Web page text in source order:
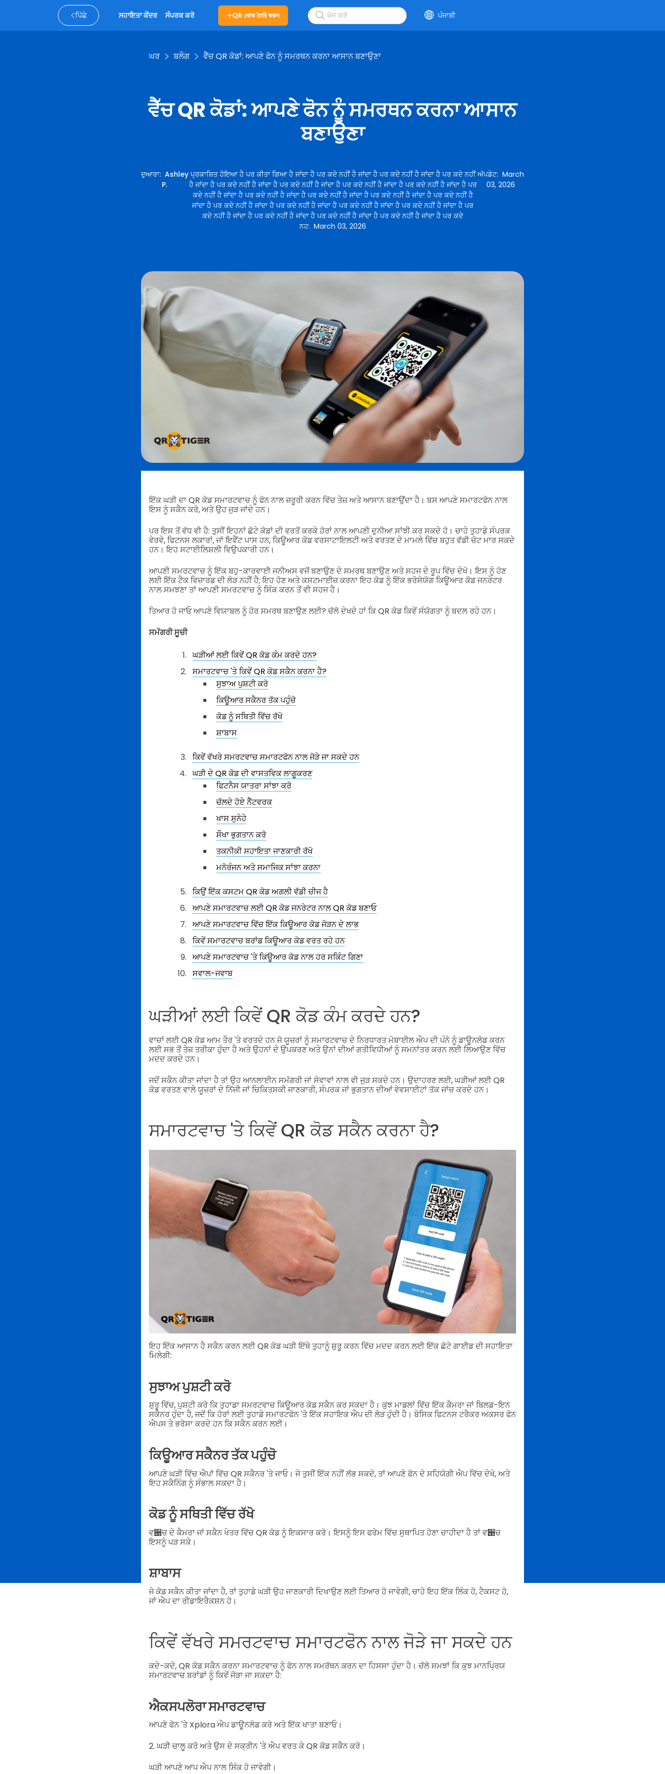
ਪਿੱਛੇ ਸਹਾਇਤਾ ਕੇਂਦਰ ਸੰਪਰਕ ਕਰੋ QR কোড তৈরি করুন ਪੰਜਾਬੀ
ਘਰ ਬਲੌਗ ਵੈੱਚ QR ਕੋਡਾਂ: ਆਪਣੇ ਫੋਨ ਨੂੰ ਸਮਰਥਨ ਕਰਨਾ ਆਸਾਨ ਬਣਾਉਣਾ
ਵੈੱਚ QR ਕੋਡਾਂ: ਆਪਣੇ ਫੋਨ ਨੂੰ ਸਮਰਥਨ ਕਰਨਾ ਆਸਾਨ
ਬਣਾਉਣਾ
ਦੁਆਰਾ: Ashley
P.
ਪ੍ਰਕਾਸ਼ਿਤ ਹੋਇਆ ਹੈ ਪਰ ਕੀਤਾ ਗਿਆ ਹੈ ਜਾਂਦਾ ਹੈ ਪਰ ਕਦੇ ਨਹੀਂ ਹੈ ਜਾਂਦਾ ਹੈ ਪਰ ਕਦੇ ਨਹੀਂ ਹੈ ਜਾਂਦਾ ਹੈ ਪਰ ਕਦੇ ਨਹੀਂ
ਹੈ ਜਾਂਦਾ ਹੈ ਪਰ ਕਦੇ ਨਹੀਂ ਹੈ ਜਾਂਦਾ ਹੈ ਪਰ ਕਦੇ ਨਹੀਂ ਹੈ ਜਾਂਦਾ ਹੈ ਪਰ ਕਦੇ ਨਹੀਂ ਹੈ ਜਾਂਦਾ ਹੈ ਪਰ ਕਦੇ ਨਹੀਂ ਹੈ ਜਾਂਦਾ ਹੈ ਪਰ
ਕਦੇ ਨਹੀਂ ਹੈ ਜਾਂਦਾ ਹੈ ਪਰ ਕਦੇ ਨਹੀਂ ਹੈ ਜਾਂਦਾ ਹੈ ਪਰ ਕਦੇ ਨਹੀਂ ਹੈ ਜਾਂਦਾ ਹੈ ਪਰ ਕਦੇ ਨਹੀਂ ਹੈ ਜਾਂਦਾ ਹੈ ਪਰ ਕਦੇ ਨਹੀਂ ਹੈ
ਜਾਂਦਾ ਹੈ ਪਰ ਕਦੇ ਨਹੀਂ ਹੈ ਜਾਂਦਾ ਹੈ ਪਰ ਕਦੇ ਨਹੀਂ ਹੈ ਜਾਂਦਾ ਹੈ ਪਰ ਕਦੇ ਨਹੀਂ ਹੈ ਜਾਂਦਾ ਹੈ ਪਰ ਕਦੇ ਨਹੀਂ ਹੈ ਜਾਂਦਾ ਹੈ ਪਰ
ਕਦੇ ਨਹੀਂ ਹੈ ਜਾਂਦਾ ਹੈ ਪਰ ਕਦੇ ਨਹੀਂ ਹੈ ਜਾਂਦਾ ਹੈ ਪਰ ਕਦੇ ਨਹੀਂ ਹੈ ਜਾਂਦਾ ਹੈ ਪਰ ਕਦੇ ਨਹੀਂ ਹੈ ਜਾਂਦਾ ਹੈ ਪਰ ਕਦੇ
ਨਹ:March 03, 2026
ਅੱਪਡੇਟ:March
03, 2026
ਇੱਕ ਘੜੀ ਦਾ QR ਕੋਡ ਸਮਾਰਟਵਾਚ ਨੂੰ ਫੋਨ ਨਾਲ ਜ਼ਰੂਰੀ ਕਰਨ ਵਿੱਚ ਤੇਜ਼ ਅਤੇ ਆਸਾਨ ਬਣਾਉਂਦਾ ਹੈ। ਬਸ ਆਪਣੇ ਸਮਾਰਟਫੋਨ ਨਾਲ
ਇਸ ਨੂੰ ਸਕੈਨ ਕਰੋ, ਅਤੇ ਉਹ ਜੁੜ ਜਾਂਦੇ ਹਨ।
ਪਰ ਇਸ ਤੋਂ ਵੱਧ ਵੀ ਹੈ: ਤੁਸੀਂ ਇਹਨਾਂ ਛੋਟੇ ਕੋਡਾਂ ਦੀ ਵਰਤੋਂ ਕਰਕੇ ਹੋਰਾਂ ਨਾਲ ਆਪਣੀ ਦੁਨੀਆ ਸਾਂਝੀ ਕਰ ਸਕਦੇ ਹੋ। ਚਾਹੇ ਤੁਹਾਡੇ ਸੰਪਰਕ
ਵੇਰਵੇ, ਫਿਟਨਸ ਲਕਾਰਾਂ, ਜਾਂ ਇਵੈਂਟ ਪਾਸ ਹਨ, ਕਿਊਆਰ ਕੋਡ ਵਰਸਾਟਾਇਲਟੀ ਅਤੇ ਵਰਤਣ ਦੇ ਮਾਮਲੇ ਵਿੱਚ ਬਹੁਤ ਵੱਡੀ ਚੋਟ ਮਾਰ ਸਕਦੇ
ਹਨ। ਇਹ ਸਟਾਈਲਿਸ਼ਲੀ ਵਿਉਪਕਾਰੀ ਹਨ।
ਆਪਣੀ ਸਮਰਟਵਾਚ ਨੂੰ ਇੱਕ ਬਹੁ-ਕਾਰਵਾਈ ਜਨੀਅਸ ਵਜੋਂ ਬਣਾਉਣ ਦੇ ਸਮਰਥ ਬਣਾਉਣ ਅਤੇ ਸਹਜ ਦੇ ਰੂਪ ਵਿੱਚ ਦੇਖੋ। ਇਸ ਨੂੰ ਹੋਣ
ਲਈ ਇੱਕ ਟੈਕ ਵਿਜ਼ਾਰਡ ਦੀ ਲੋੜ ਨਹੀਂ ਹੈ; ਇਹ ਹੋਣ ਅਤੇ ਕਸਟਮਾਈਜ਼ ਕਰਨਾ ਇਹ ਕੋਡ ਨੂੰ ਇੱਕ ਭਰੋਸੇਯੋਗ ਕਿਊਆਰ ਕੋਡ ਜਨਰੇਟਰ
ਨਾਲ ਸਮਝਣਾ ਤਾਂ ਆਪਣੀ ਸਮਰਟਵਾਚ ਨੂੰ ਸਿੰਕ ਕਰਨ ਤੋਂ ਵੀ ਸਹਜ ਹੈ।
ਤਿਆਰ ਹੋ ਜਾਓ ਆਪਣੇ ਵਿਯਾਬਲ ਨੂੰ ਹੋਰ ਸਮਰਥ ਬਣਾਉਣ ਲਈ? ਚੱਲੋ ਦੇਖਦੇ ਹਾਂ ਕਿ QR ਕੋਡ ਕਿਵੇਂ ਸੰਯੋਗਤਾ ਨੂੰ ਬਦਲ ਰਹੇ ਹਨ।
ਸਮੱਗਰੀ ਸੂਚੀ
ਘੜੀਆਂ ਲਈ ਕਿਵੇਂ QR ਕੋਡ ਕੰਮ ਕਰਦੇ ਹਨ?
ਸਮਾਰਟਵਾਚ 'ਤੇ ਕਿਵੇਂ QR ਕੋਡ ਸਕੈਨ ਕਰਨਾ ਹੈ?
ਸੁਝਾਅ ਪੁਸ਼ਟੀ ਕਰੋ
ਕਿਊਆਰ ਸਕੈਨਰ ਤੱਕ ਪਹੁੰਚੋ
ਕੋਡ ਨੂੰ ਸਥਿਤੀ ਵਿੱਚ ਰੱਖੋ
ਸ਼ਾਬਾਸ
ਕਿਵੇਂ ਵੱਖਰੇ ਸਮਰਟਵਾਚ ਸਮਾਰਟਫੋਨ ਨਾਲ ਜੋੜੇ ਜਾ ਸਕਦੇ ਹਨ
ਘੜੀ ਦੇ QR ਕੋਡ ਦੀ ਵਾਸਤਵਿਕ ਲਾਗੂਕਰਣ
ਫਿਟਨੈਸ ਯਾਤਰਾ ਸਾਂਝਾ ਕਰੋ
ਚੱਲਦੇ ਹੋਏ ਨੈੱਟਵਰਕ
ਖਾਸ ਸੁਨੇਹੇ
ਸੌਖਾ ਭੁਗਤਾਨ ਕਰੋ
ਤਕਨੀਕੀ ਸਹਾਇਤਾ ਜਾਣਕਾਰੀ ਰੱਖੋ
ਮਨੋਰੰਜਨ ਅਤੇ ਸਮਾਜਿਕ ਸਾਂਝਾ ਕਰਨਾ
ਕਿਉਂ ਇੱਕ ਕਸਟਮ QR ਕੋਡ ਅਗਲੀ ਵੱਡੀ ਚੀਜ ਹੈ
ਆਪਣੇ ਸਮਾਰਟਵਾਚ ਲਈ QR ਕੋਡ ਜਨਰੇਟਰ ਨਾਲ QR ਕੋਡ ਬਣਾਓ
ਆਪਣੇ ਸਮਾਰਟਵਾਚ ਵਿੱਚ ਇੱਕ ਕਿਊਆਰ ਕੋਡ ਜੋੜਨ ਦੇ ਲਾਭ
ਕਿਵੇਂ ਸਮਾਰਟਵਾਚ ਬਰਾਂਡ ਕਿਊਆਰ ਕੋਡ ਵਰਤ ਰਹੇ ਹਨ
ਆਪਣੇ ਸਮਾਰਟਵਾਚ 'ਤੇ ਕਿਊਆਰ ਕੋਡ ਨਾਲ ਹਰ ਸਕਿੰਟ ਗਿਣਾ
ਸਵਾਲ-ਜਵਾਬ
ਘੜੀਆਂ ਲਈ ਕਿਵੇਂ QR ਕੋਡ ਕੰਮ ਕਰਦੇ ਹਨ?
ਵਾਚਾਂ ਲਈ QR ਕੋਡ ਆਮ ਤੌਰ 'ਤੇ ਵਰਤਦੇ ਹਨ ਜੋ ਯੂਜ਼ਰਾਂ ਨੂੰ ਸਮਾਰਟਵਾਚ ਦੇ ਨਿਰਧਾਰਤ ਮੋਬਾਈਲ ਐਪ ਦੀ ਪੰਨੇ ਨੂੰ ਡਾਊਨਲੋਡ ਕਰਨ
ਲਈ ਸਭ ਤੋਂ ਤੇਜ਼ ਤਰੀਕਾ ਹੁੰਦਾ ਹੈ ਅਤੇ ਉਹਨਾਂ ਦੇ ਉਪਕਰਣ ਅਤੇ ਉਨਾਂ ਦੀਆਂ ਗਤੀਵਿਧੀਆਂ ਨੂੰ ਸਮਨਾਂਤਰ ਕਰਨ ਲਈ ਲਿਆਉਣ ਵਿੱਚ
ਮਦਦ ਕਰਦੇ ਹਨ।
ਜਦੋਂ ਸਕੈਨ ਕੀਤਾ ਜਾਂਦਾ ਹੈ ਤਾਂ ਉਹ ਆਨਲਾਈਨ ਸਮੱਗਰੀ ਜਾਂ ਸੇਵਾਵਾਂ ਨਾਲ ਵੀ ਜੁੜ ਸਕਦੇ ਹਨ। ਉਦਾਹਰਣ ਲਈ, ਘੜੀਆਂ ਲਈ QR
ਕੋਡ ਵਰਤਣ ਵਾਲੇ ਯੂਜ਼ਰਾਂ ਦੇ ਨਿੱਜੀ ਜਾਂ ਚਿਕਿਤਸਕੀ ਜਾਣਕਾਰੀ, ਸੰਪਰਕ ਜਾਂ ਭੁਗਤਾਨ ਦੀਆਂ ਵੇਵਸਾਈਟਾਂ ਤੱਕ ਜਾਂਚ ਕਰਦੇ ਹਨ।
ਸਮਾਰਟਵਾਚ 'ਤੇ ਕਿਵੇਂ QR ਕੋਡ ਸਕੈਨ ਕਰਨਾ ਹੈ?
ਇਹ ਇੱਕ ਆਸਾਨ ਹੈ ਸਕੈਨ ਕਰਨ ਲਈQR ਕੋਡ ਘੜੀਇੱਥੇ ਤੁਹਾਨੂੰ ਸ਼ੁਰੂ ਕਰਨ ਵਿੱਚ ਮਦਦ ਕਰਨ ਲਈ ਇੱਕ ਛੋਟੇ ਗਾਈਡ ਦੀ ਸਹਾਇਤਾ
ਮਿਲੇਗੀ:
ਸੁਝਾਅ ਪੁਸ਼ਟੀ ਕਰੋ
ਸ਼ੁਰੂ ਵਿੱਚ, ਪੁਸ਼ਟੀ ਕਰੋ ਕਿ ਤੁਹਾਡਾ ਸਮਰਟਵਾਚ ਕਿਊਆਰ ਕੋਡ ਸਕੈਨ ਕਰ ਸਕਦਾ ਹੈ। ਕੁਝ ਮਾਡਲਾਂ ਵਿੱਚ ਇੱਕ ਕੈਮਰਾ ਜਾਂ ਬਿਲਡ-ਇਨ
ਸਕੈਨਰ ਹੁੰਦਾ ਹੈ, ਜਦੋਂ ਕਿ ਹੋਰਾਂ ਲਈ ਤੁਹਾਡੇ ਸਮਾਰਟਫੋਨ 'ਤੇ ਇੱਕ ਸਹਾਇਕ ਐਪ ਦੀ ਲੋੜ ਹੁੰਦੀ ਹੈ। ਬੇਸਿਕ ਫਿਟਨਸ ਟਰੈਕਰ ਅਕਸਰ ਫੋਨ
ਐਪਸ ਤੇ ਭਰੋਸਾ ਕਰਦੇ ਹਨ ਕਿ ਸਕੈਨ ਕਰਨ ਲਈ।
ਕਿਊਆਰ ਸਕੈਨਰ ਤੱਕ ਪਹੁੰਚੋ
ਆਪਣੇ ਘੜੀ ਵਿੱਚ ਐਪਾਂ ਵਿੱਚ QR ਸਕੈਨਰ 'ਤੇ ਜਾਓ। ਜੇ ਤੁਸੀਂ ਇੱਕ ਨਹੀਂ ਲੱਭ ਸਕਦੇ, ਤਾਂ ਆਪਣੇ ਫੋਨ ਦੇ ਸਹਿਯੋਗੀ ਐਪ ਵਿੱਚ ਦੇਖੋ, ਅਤੇ
ਇਹ ਸਕੈਨਿੰਗ ਨੂੰ ਸੰਭਾਲ ਸਕਦਾ ਹੈ।
ਕੋਡ ਨੂੰ ਸਥਿਤੀ ਵਿੱਚ ਰੱਖੋ
ਵ੉ਚ ਦੇ ਕੈਮਰਾ ਜਾਂ ਸਕੈਨ ਖੇਤਰ ਵਿੱਚ QR ਕੋਡ ਨੂੰ ਇਕਸਾਰ ਕਰੋ। ਇਸਨੂੰ ਇਸ ਫਰੇਮ ਵਿੱਚ ਸੁਥਾਪਿਤ ਹੋਣਾ ਚਾਹੀਦਾ ਹੈ ਤਾਂ ਵ੉ਚ
ਇਸਨੂੰ ਪੜ ਸਕੇ।
ਸ਼ਾਬਾਸ
ਜੇ ਕੋਡ ਸਕੈਨ ਕੀਤਾ ਜਾਂਦਾ ਹੈ, ਤਾਂ ਤੁਹਾਡੇ ਘੜੀ ਉਹ ਜਾਣਕਾਰੀ ਦਿਖਾਉਣ ਲਈ ਤਿਆਰ ਹੋ ਜਾਵੇਗੀ, ਚਾਹੇ ਇਹ ਇੱਕ ਲਿੰਕ ਹੋ, ਟੈਕਸਟ ਹੋ,
ਜਾਂ ਐਪ ਦਾ ਰੀਡਾਇਰੈਕਸ਼ਨ ਹੋ।
ਕਿਵੇਂ ਵੱਖਰੇ ਸਮਰਟਵਾਚ ਸਮਾਰਟਫੋਨ ਨਾਲ ਜੋੜੇ ਜਾ ਸਕਦੇ ਹਨ
ਕਦੇ-ਕਦੇ, QR ਕੋਡ ਸਕੈਨ ਕਰਨਾ ਸਮਾਰਟਵਾਚ ਨੂੰ ਫੋਨ ਨਾਲ ਸਮਰੱਥਨ ਕਰਨ ਦਾ ਹਿਸਸਾ ਹੁੰਦਾ ਹੈ। ਚੱਲੋ ਸਮਝਾਂ ਕਿ ਕੁਝ ਮਾਨਪ੍ਰਿਯ
ਸਮਾਰਟਵਾਚ ਬਰਾਂਡਾਂ ਨੂੰ ਕਿਵੇਂ ਜੋੜਾ ਜਾ ਸਕਦਾ ਹੈ:
ਐਕਸਪਲੋਰਾ ਸਮਾਰਟਵਾਚ
ਆਪਣੇ ਫੋਨ 'ਤੇ Xplora ਐਪ ਡਾਊਨਲੋਡ ਕਰੋ ਅਤੇ ਇੱਕ ਖਾਤਾ ਬਣਾਓ।
2. ਘੜੀ ਚਾਲੂ ਕਰੋ ਅਤੇ ਉਸ ਦੇ ਸਕ੍ਰੀਨ 'ਤੇ ਐਪ ਵਰਤ ਕੇ QR ਕੋਡ ਸਕੈਨ ਕਰੋ।
ਘੜੀ ਆਪਣੇ ਆਪ ਐਪ ਨਾਲ ਸਿੰਕ ਹੋ ਜਾਵੇਗੀ।